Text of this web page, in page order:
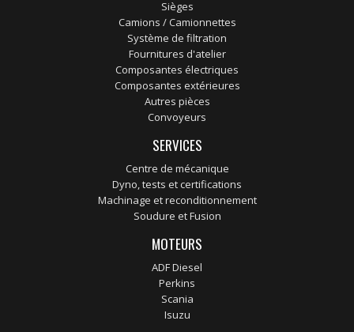
Sièges
Camions / Camionnettes
Système de filtration
Fournitures d'atelier
Composantes électriques
Composantes extérieures
Autres pièces
Convoyeurs
SERVICES
Centre de mécanique
Dyno, tests et certifications
Machinage et reconditionnement
Soudure et Fusion
MOTEURS
ADF Diesel
Perkins
Scania
Isuzu